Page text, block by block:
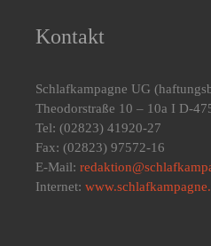
Kontakt
Schlafkampagne UG
Theodorstraße 10 – 10a I D-
Tel: (02823) 41920-27
Fax: (02823) 97572-16
E-Mail:
Internet: